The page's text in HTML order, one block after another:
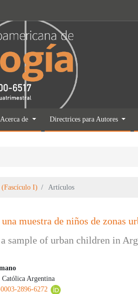
Acerca de Directrices para Autores
I) Artículos
muestra de niños de zonas
sample of urban children in
del artículo
Argentina
2896-6272